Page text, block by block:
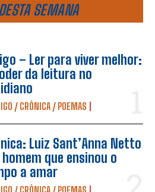
SEMANA
– Ler para viver melhor:
da leitura no
/ CRÔNICA / POEMAS
Luiz Sant’Anna Netto
que ensinou o
a amar